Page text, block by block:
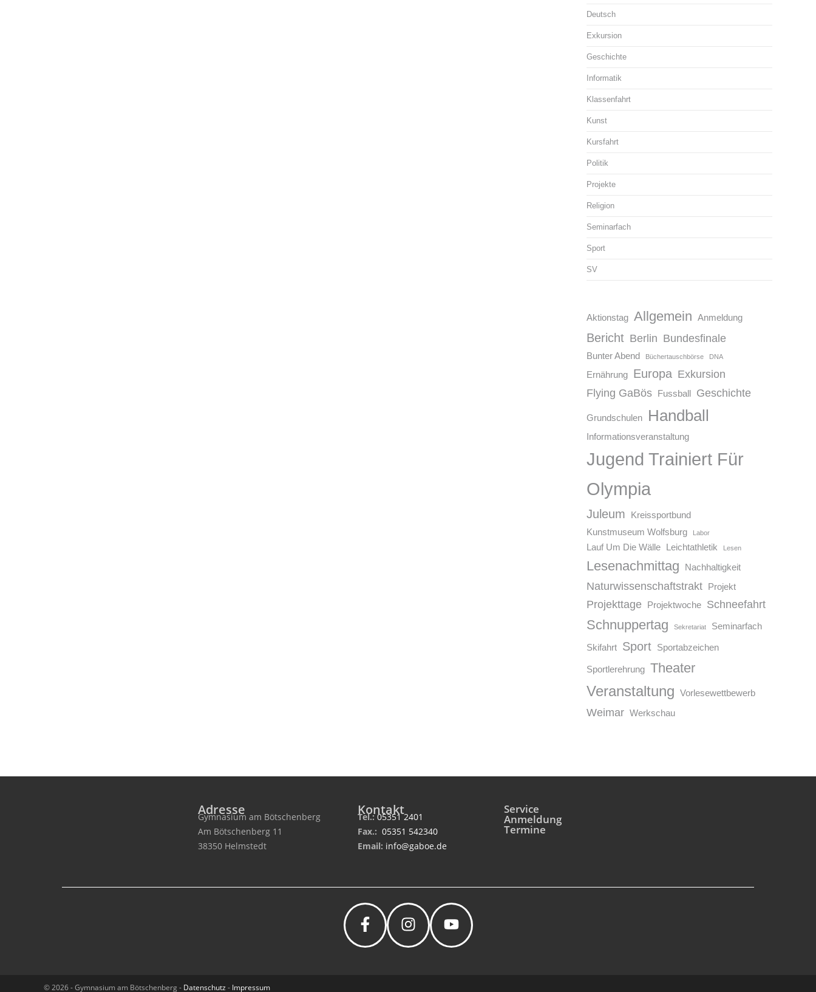
Deutsch
Exkursion
Geschichte
Informatik
Klassenfahrt
Kunst
Kursfahrt
Politik
Projekte
Religion
Seminarfach
Sport
SV
Aktionstag Allgemein Anmeldung
Bericht Berlin Bundesfinale
Bunter Abend Büchertauschbörse DNA
Ernährung Europa Exkursion
Flying GaBös Fussball Geschichte
Grundschulen Handball
Informationsveranstaltung
Jugend Trainiert Für
Olympia
Juleum
Kreissportbund
Kunstmuseum Wolfsburg
Labor
Lauf Um Die Wälle Leichtathletik Lesen
Lesenachmittag Nachhaltigkeit
Naturwissenschaftstrakt Projekt
Projekttage Projektwoche Schneefahrt
Schnuppertag Sekretariat Seminarfach
Skifahrt Sport Sportabzeichen
Sportlerehrung Theater
Veranstaltung Vorlesewettbewerb
Weimar Werkschau
Adresse
Gymnasium am Bötschenberg
Am Bötschenberg 11
38350 Helmstedt
Kontakt
Tel.:05351 2401
Fax.: 05351 542340
Email: info@gaboe.de
Service
Anmeldung
Termine
© 2026 - Gymnasium am Bötschenberg - Datenschutz - Impressum